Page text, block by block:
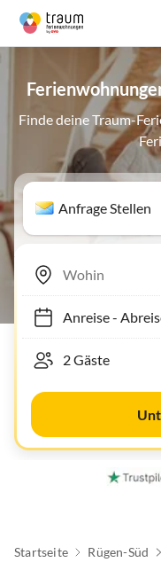
Finde deine Traum-
Anfrage Stellen
Anreise- Abreise
Startseite Rügen-Süd